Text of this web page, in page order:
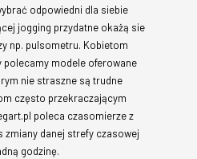
odpowiedni dla siebie
jogging przydatne okażą sie
np. pulsometru. Kobietom
modele oferowane
nie straszne są trudne
często przekraczającym
poleca czasomierze z
zmiany danej strefy czasowej
godzinę.